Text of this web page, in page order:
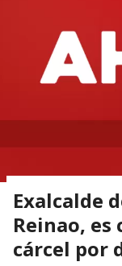
Exalcalde
Reinao, es
cárcel por